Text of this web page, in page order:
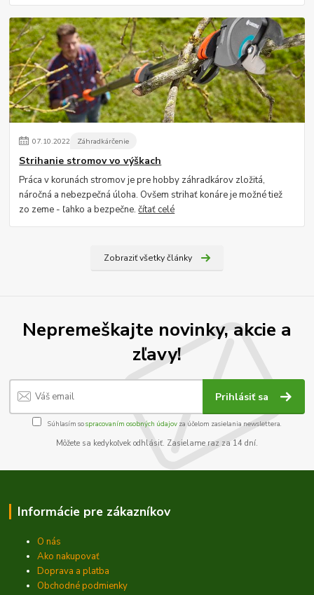
07.10.2022 Záhradkárčenie
Strihanie stromov vo výškach
Práca v korunách stromov je pre hobby záhradkárov zložitá,
náročná a nebezpečná úloha. Ovšem strihať konáre je možné tiež
zo zeme - ľahko a bezpečne.čítať celé
Zobraziť všetky články
Nepremeškajte novinky, akcie a
zľavy!
Prihlásiť sa
Súhlasím sospracovaním osobných údajov za účelom zasielania newslettera.
Môžete sa kedykoľvek odhlásiť. Zasielame raz za 14 dní.
Informácie pre zákazníkov
O nás
Ako nakupovať
Doprava a platba
Obchodné podmienky